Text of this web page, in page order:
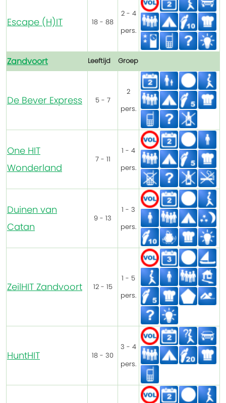
Escape (H)IT 18 - 88
2 - 4
pers.
Zandvoort Leeftijd Groep
De Bever Express 5 - 7
2
pers.
One HIT
Wonderland
7 - 11
1 - 4
pers.
Duinen van
Catan
9 - 13
1 - 3
pers.
ZeilHIT Zandvoort 12 - 15
1 - 5
pers.
HuntHIT 18 - 30
3 - 4
pers.